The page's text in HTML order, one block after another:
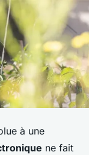
à une
ne fait